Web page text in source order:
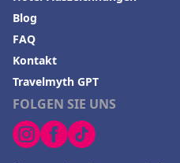
FOLGEN SIE UNS
Blog
FAQ
Kontakt
Travelmyth GPT